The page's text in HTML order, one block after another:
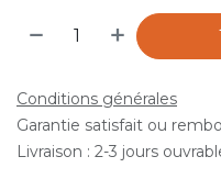
Conditions générales
Garantie satisfait ou
Livraison : 2-3 jours